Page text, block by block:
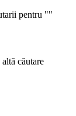
pentru ""
căutare